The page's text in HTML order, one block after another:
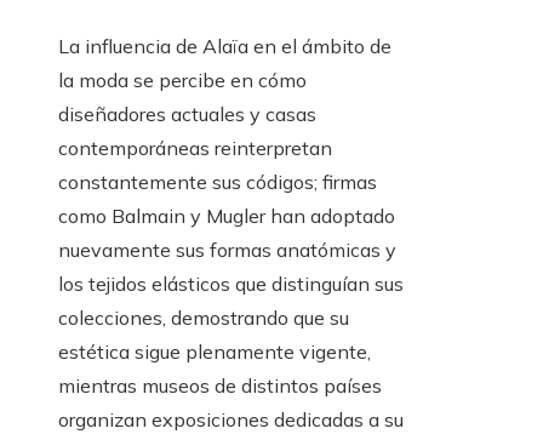
La influencia de Alaïa en el ámbito de
la moda se percibe en cómo
diseñadores actuales y casas
contemporáneas reinterpretan
constantemente sus códigos; firmas
como Balmain y Mugler han adoptado
nuevamente sus formas anatómicas y
los tejidos elásticos que distinguían sus
colecciones, demostrando que su
estética sigue plenamente vigente,
mientras museos de distintos países
organizan exposiciones dedicadas a su